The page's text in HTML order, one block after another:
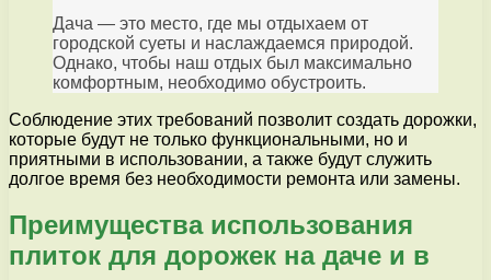
Дача — это место, где мы отдыхаем от
городской суеты и наслаждаемся природой.
Однако, чтобы наш отдых был максимально
комфортным, необходимо обустроить.
Соблюдение этих требований позволит создать дорожки,
которые будут не только функциональными, но и
приятными в использовании, а также будут служить
долгое время без необходимости ремонта или замены.
Преимущества использования
плиток для дорожек на даче и в